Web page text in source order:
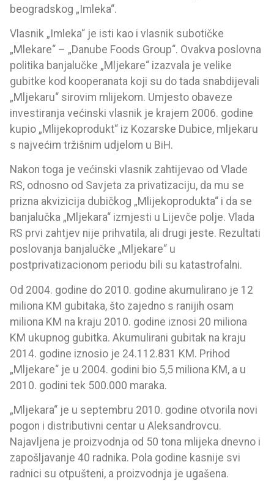
beogradskog „Imleka“.
Vlasnik „Imleka“ je isti kao i vlasnik subotičke
„Mlekare“ – „Danube Foods Group“. Ovakva poslovna
politika banjalučke „Mljekare“ izazvala je velike
gubitke kod kooperanata koji su do tada snabdijevali
„Mljekaru“ sirovim mlijekom. Umjesto obaveze
investiranja većinski vlasnik je krajem 2006. godine
kupio „Mlijekoprodukt“ iz Kozarske Dubice, mljekaru
s najvećim tržišnim udjelom u BiH.
Nakon toga je većinski vlasnik zahtijevao od Vlade
RS, odnosno od Savjeta za privatizaciju, da mu se
prizna akvizicija dubičkog „Mlijekoprodukta“ i da se
banjalučka „Mljekara“ izmjesti u Lijevče polje. Vlada
RS prvi zahtjev nije prihvatila, ali drugi jeste. Rezultati
poslovanja banjalučke „Mljekare“ u
postprivatizacionom periodu bili su katastrofalni.
Od 2004. godine do 2010. godine akumulirano je 12
miliona KM gubitaka, što zajedno s ranijih osam
miliona KM na kraju 2010. godine iznosi 20 miliona
KM ukupnog gubitka. Akumulirani gubitak na kraju
2014. godine iznosio je 24.112.831 KM. Prihod
„Mljekare“ je u 2004. godini bio 5,5 miliona KM, a u
2010. godini tek 500.000 maraka.
„Mljekara“ je u septembru 2010. godine otvorila novi
pogon i distributivni centar u Aleksandrovcu.
Najavljena je proizvodnja od 50 tona mlijeka dnevno i
zapošljavanje 40 radnika. Pola godine kasnije svi
radnici su otpušteni, a proizvodnja je ugašena.